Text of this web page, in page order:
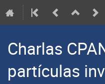
Charlas
partículas